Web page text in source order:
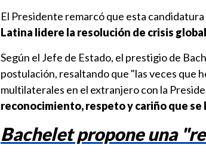
El Presidente remarcó que esta
Latina lidere la resolución de crisis
Según el Jefe de Estado, el prestigio de
postulación, resaltando que "las veces que
multilaterales en el extranjero con la
reconocimiento, respeto y cariño que
Bachelet propone una